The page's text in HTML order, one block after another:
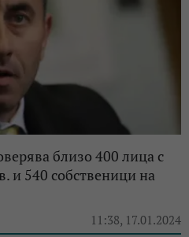
близо 400 лица с
и 540 собственици на
11:38, 17.01.2024